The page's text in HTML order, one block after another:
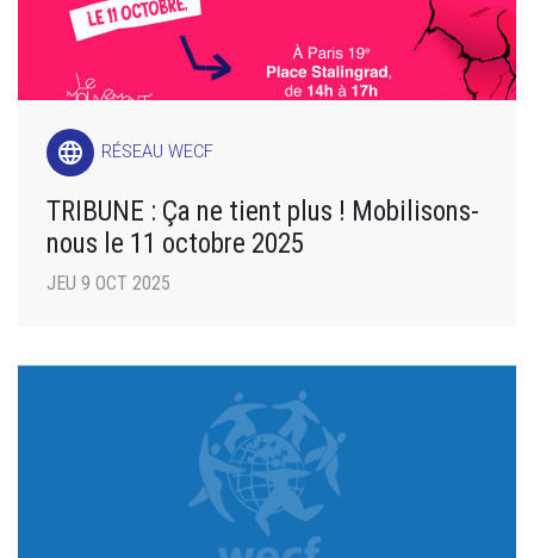
language RÉSEAU WECF
TRIBUNE : Ça ne tient plus ! Mobilisons-
nous le 11 octobre 2025
JEU 9 OCT 2025